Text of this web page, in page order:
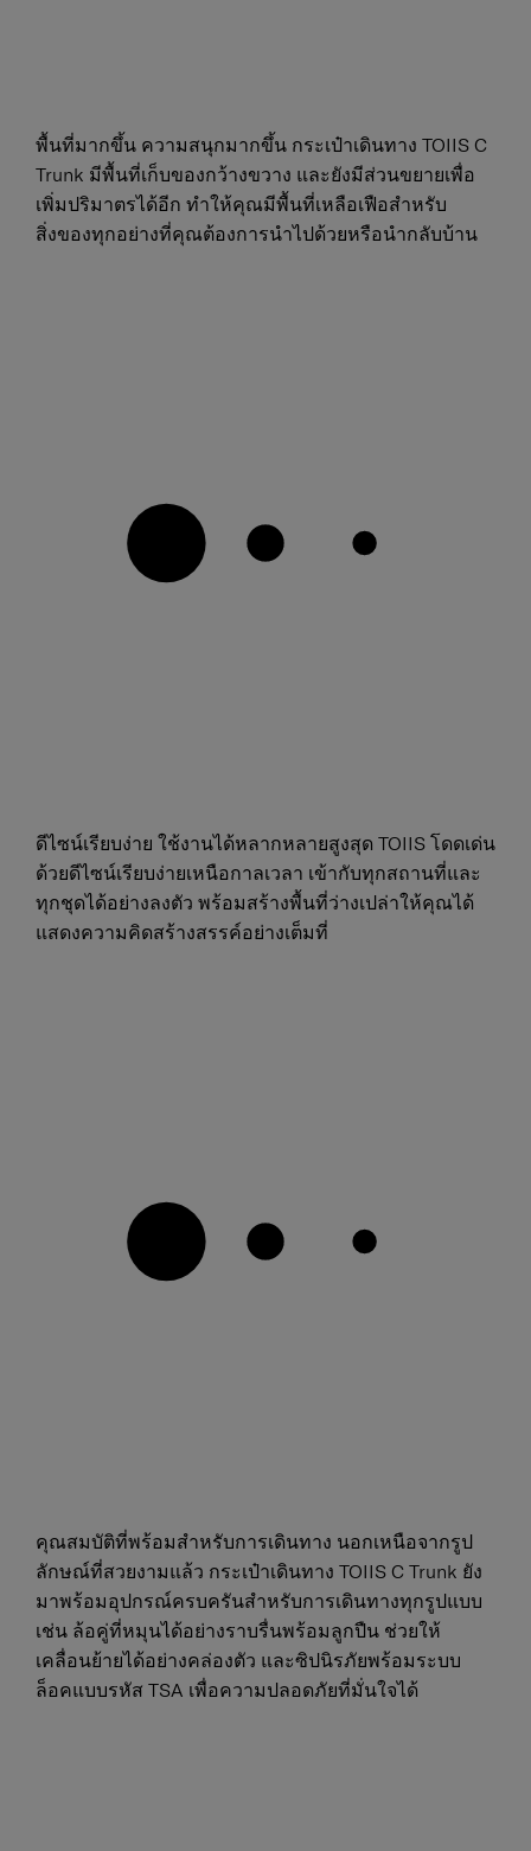
พื้นที่มากขึ้น ความสนุกมากขึ้น กระเป๋าเดินทาง TOIIS C
Trunk มีพื้นที่เก็บของกว้างขวาง และยังมีส่วนขยายเพื่อ
เพิ่มปริมาตรได้อีก ทำให้คุณมีพื้นที่เหลือเฟือสำหรับ
สิ่งของทุกอย่างที่คุณต้องการนำไปด้วยหรือนำกลับบ้าน
ดีไซน์เรียบง่าย ใช้งานได้หลากหลายสูงสุด TOIIS โดดเด่น
ด้วยดีไซน์เรียบง่ายเหนือกาลเวลา เข้ากับทุกสถานที่และ
ทุกชุดได้อย่างลงตัว พร้อมสร้างพื้นที่ว่างเปล่าให้คุณได้
แสดงความคิดสร้างสรรค์อย่างเต็มที่
คุณสมบัติที่พร้อมสำหรับการเดินทาง นอกเหนือจากรูป
ลักษณ์ที่สวยงามแล้ว กระเป๋าเดินทาง TOIIS C Trunk ยัง
มาพร้อมอุปกรณ์ครบครันสำหรับการเดินทางทุกรูปแบบ
เช่น ล้อคู่ที่หมุนได้อย่างราบรื่นพร้อมลูกปืน ช่วยให้
เคลื่อนย้ายได้อย่างคล่องตัว และซิปนิรภัยพร้อมระบบ
ล็อคแบบรหัส TSA เพื่อความปลอดภัยที่มั่นใจได้